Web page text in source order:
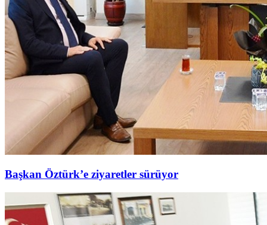
Başkan Öztürk’e ziyaretler sürüyor